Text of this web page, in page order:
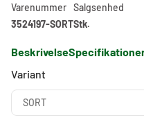
Varenummer
3524197-SORT
Salgsenhed
Stk.
Beskrivelse
Variant
SORT